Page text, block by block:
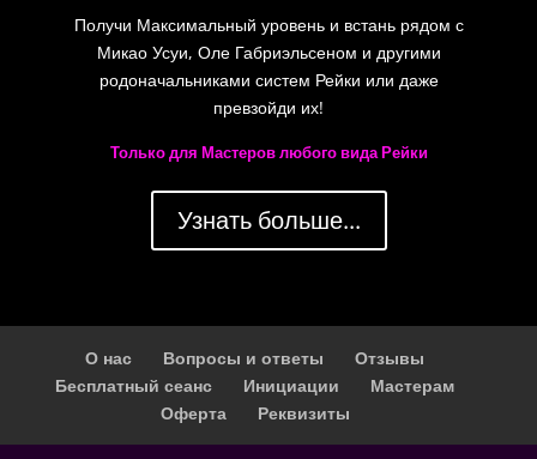
Получи Максимальный уровень и встань рядом с
Микао Усуи, Оле Габриэльсеном и другими
родоначальниками систем Рейки или даже
превзойди их!
Только для Мастеров любого вида Рейки
Узнать больше...
О нас Вопросы и ответы
Отзывы
Бесплатный сеанс
Инициации
Мастерам
Оферта
Реквизиты